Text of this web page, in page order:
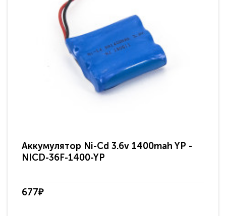
Аккумулятор Ni-Cd 3.6v 1400mah YP -
NICD-36F-1400-YP
677₽